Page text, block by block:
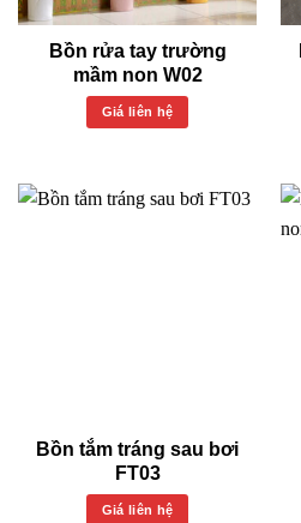
Bồn rửa tay trường
mầm non W02
Giá liên hệ
Bồn tắm tráng sau bơi
FT03
Giá liên hệ